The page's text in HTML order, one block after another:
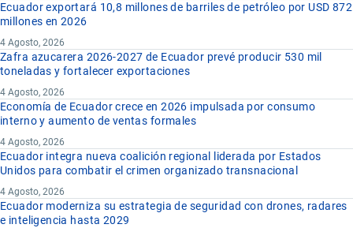
Ecuador exportará 10,8 millones de barriles de petróleo por USD 872
millones en 2026
4 Agosto, 2026
Zafra azucarera 2026-2027 de Ecuador prevé producir 530 mil
toneladas y fortalecer exportaciones
4 Agosto, 2026
Economía de Ecuador crece en 2026 impulsada por consumo
interno y aumento de ventas formales
4 Agosto, 2026
Ecuador integra nueva coalición regional liderada por Estados
Unidos para combatir el crimen organizado transnacional
4 Agosto, 2026
Ecuador moderniza su estrategia de seguridad con drones, radares
e inteligencia hasta 2029